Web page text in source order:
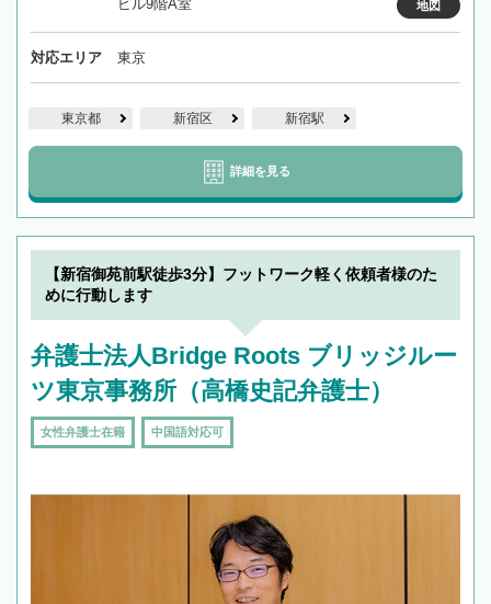
ビル9階A室
地図
対応エリア 東京
東京都 新宿区 新宿駅
詳細を見る
【新宿御苑前駅徒歩3分】フットワーク軽く依頼者様のた
めに行動します
弁護士法人Bridge Roots ブリッジルー
ツ東京事務所（高橋史記弁護士）
女性弁護士在籍 中国語対応可